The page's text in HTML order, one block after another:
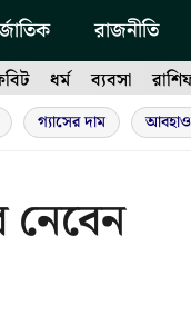
রাজনীতি
ধর্ম ব্যবসা
গ্যাসের দাম